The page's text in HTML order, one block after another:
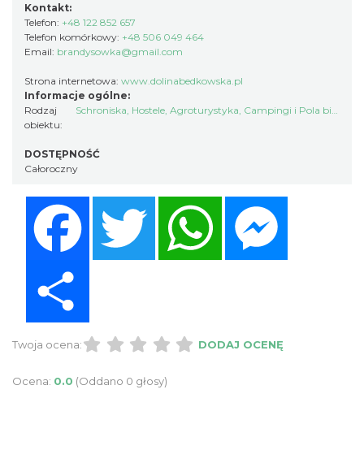
Kontakt:
Telefon: +48 122 852 657
Telefon komórkowy: +48 506 049 464
Email: brandysowka@gmail.com
Strona internetowa: www.dolinabedkowska.pl
Informacje ogólne:
Rodzaj
obiektu:
Schroniska, Hostele, Agroturystyka, Campingi i Pola biwakowe
DOSTĘPNOŚĆ
Całoroczny
Twitter WhatsApp
Twoja ocena: DODAJ OCENĘ
Ocena: 0.0 (Oddano 0 głosy)